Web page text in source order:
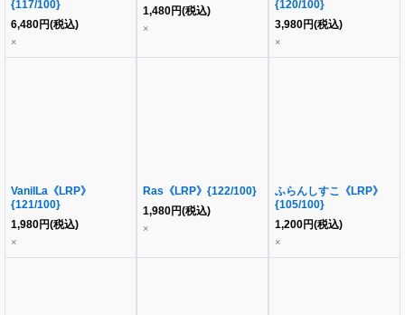
{117/100}
6,480円(税込)
×
1,480円(税込)
×
{120/100}
3,980円(税込)
×
VanilLa《LRP》
{121/100}
1,980円(税込)
×
Ras《LRP》{122/100}
1,980円(税込)
×
ふらんしすこ《LRP》
{105/100}
1,200円(税込)
×